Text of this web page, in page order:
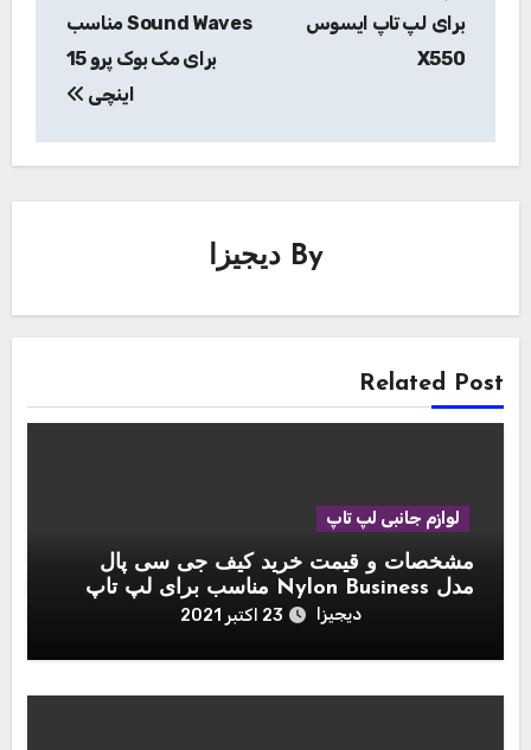
برای لپ تاپ ایسوس
X550
Sound Waves مناسب
برای مک بوک پرو 15
اینچی
By دیجیزا
Related Post
لوازم جانبی لپ تاپ
مشخصات و قیمت خرید کیف جی سی پال
مدل Nylon Business مناسب برای لپ تاپ
اپل مک بوک 15 اینچدیجیزا 23 اکتبر 2021